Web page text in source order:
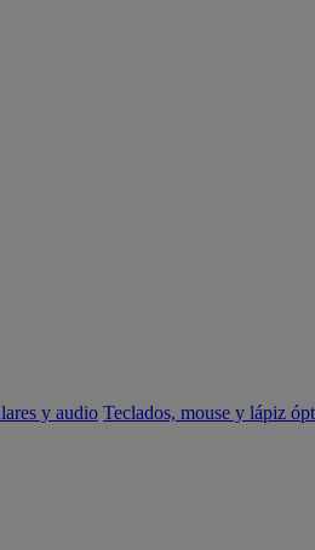
y audio Teclados, mouse y lápiz